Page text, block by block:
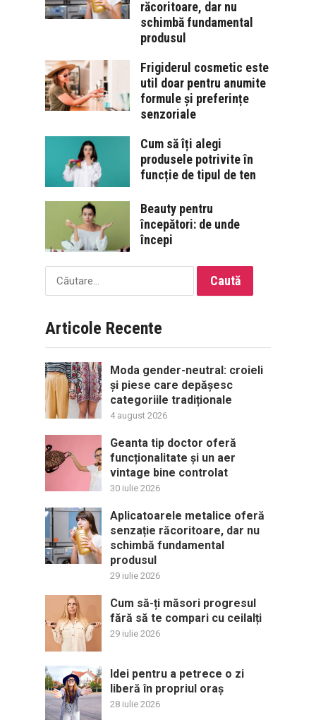
răcoritoare, dar nu
schimbă fundamental
produsul
Frigiderul cosmetic este
util doar pentru anumite
formule și preferințe
senzoriale
Cum să îți alegi
produsele potrivite în
funcție de tipul de ten
Beauty pentru
începători: de unde
începi
Caută
după:
Articole Recente
Moda gender-neutral: croieli
și piese care depășesc
categoriile tradiționale
4 august 2026
Geanta tip doctor oferă
funcționalitate și un aer
vintage bine controlat
30 iulie 2026
Aplicatoarele metalice oferă
senzație răcoritoare, dar nu
schimbă fundamental
produsul
29 iulie 2026
Cum să-ți măsori progresul
fără să te compari cu ceilalți
29 iulie 2026
Idei pentru a petrece o zi
liberă în propriul oraș
28 iulie 2026